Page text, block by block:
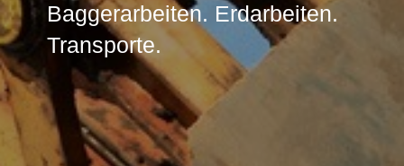
Baggerarbeiten. Erdarbeiten.
Transporte.